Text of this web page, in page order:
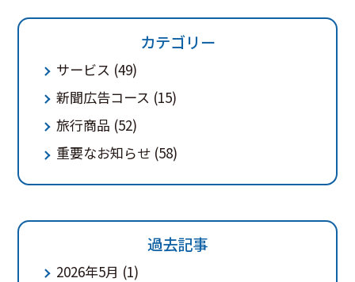
カテゴリー
サービス (49)
新聞広告コース (15)
旅行商品 (52)
重要なお知らせ(58)
過去記事
2026年5月 (1)